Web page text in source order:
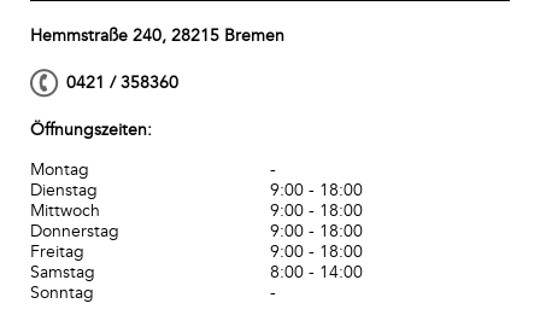
Hemmstraße 240, 28215 Bremen
0421 / 358360
Öffnungszeiten:
Montag
-
Dienstag
9:00 - 18:00
Mittwoch
9:00 - 18:00
Donnerstag
9:00 - 18:00
Freitag
9:00 - 18:00
Samstag
8:00 - 14:00
Sonntag
-